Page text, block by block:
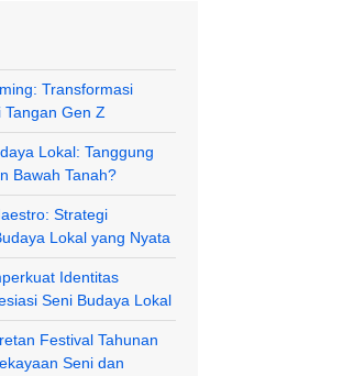
Transformasi
Tangan Gen Z
Lokal: Tanggung
Bawah Tanah?
Strategi
Lokal yang Nyata
Identitas
Seni Budaya Lokal
Festival Tahunan
Seni dan